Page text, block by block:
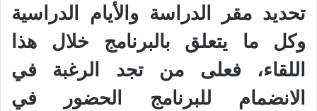
تحديد مقر الدراسة والأيام الدراسية
وكل ما يتعلق بالبرنامج خلال هذا
اللقاء، فعلى من تجد الرغبة في
الانضمام للبرنامج الحضور في